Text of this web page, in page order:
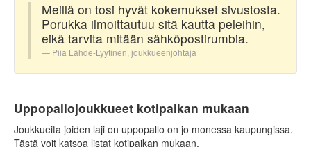
Meillä on tosi hyvät kokemukset sivustosta.
Porukka ilmoittautuu sitä kautta peleihin,
eikä tarvita mitään sähköpostirumbia.
Piia Lähde-Lyytinen, joukkueenjohtaja
Uppopallojoukkueet kotipaikan mukaan
Joukkueita joiden laji on uppopallo on jo monessa kaupungissa.
Tästä voit katsoa listat kotipaikan mukaan.